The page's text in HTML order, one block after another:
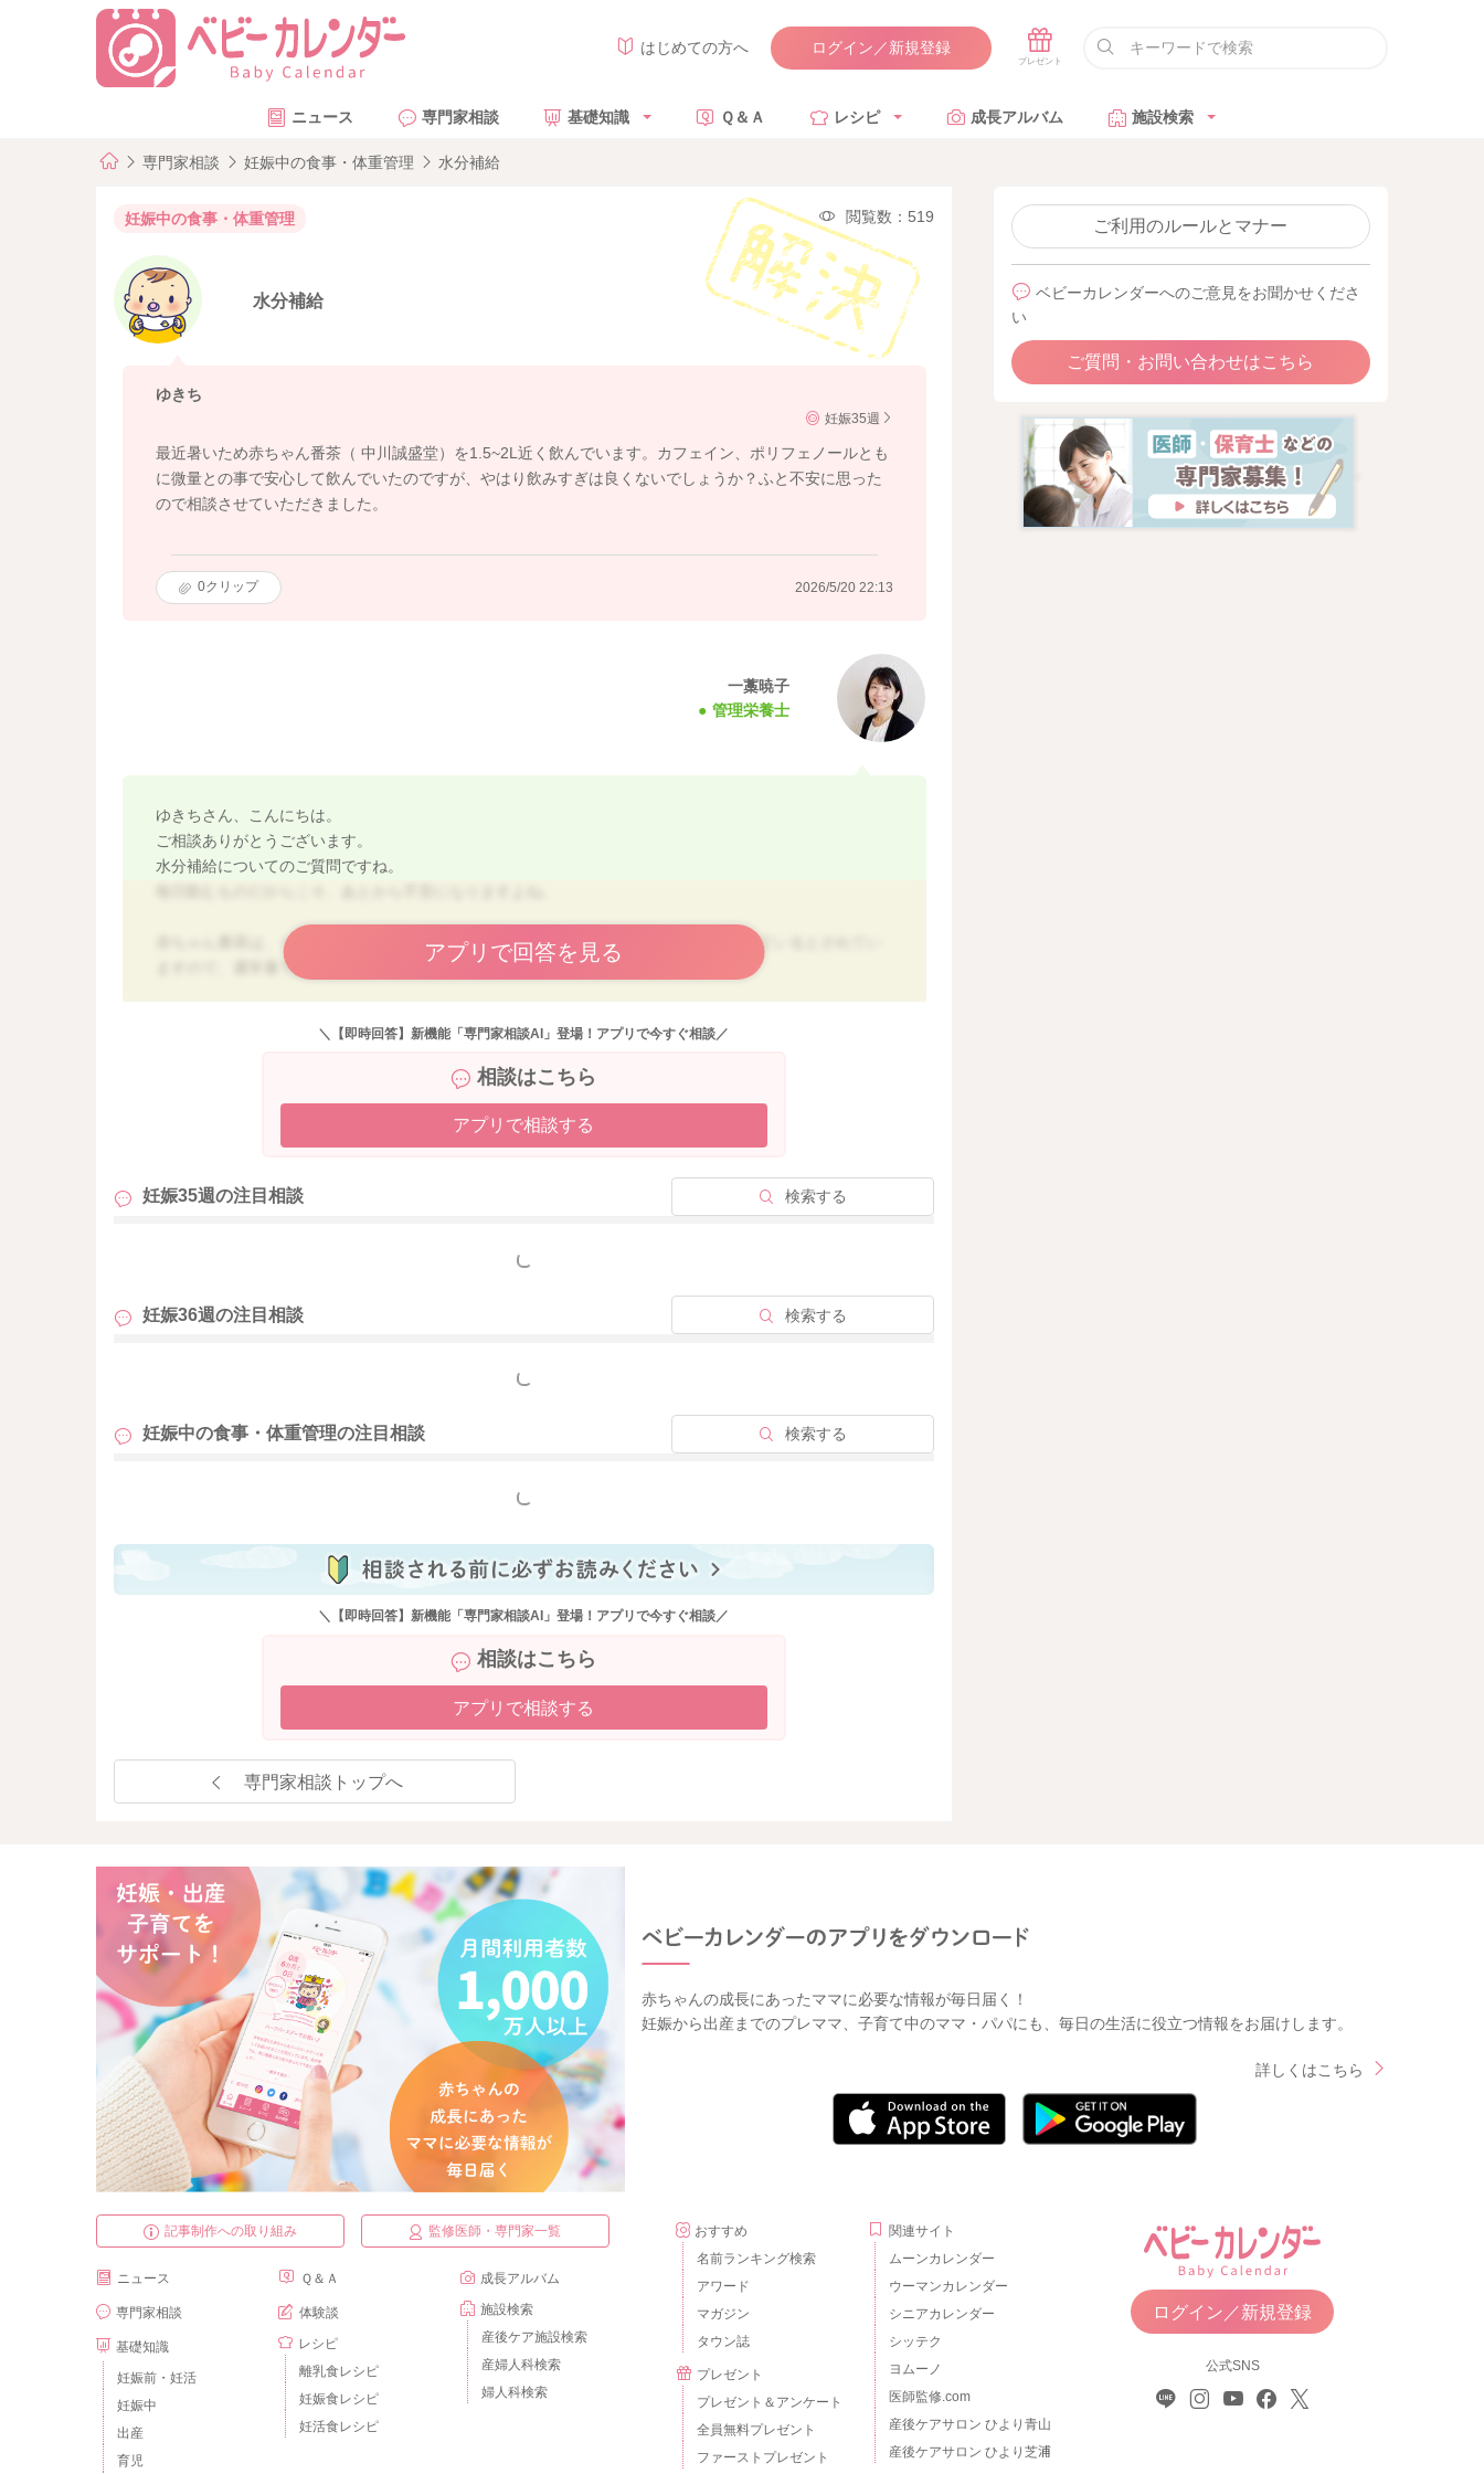
はじめての方へ ログイン／新規登録
ニュース 専門家相談 基礎知識 Ｑ＆Ａ レシピ 成長アルバム 施設検索
専門家相談 妊娠中の食事・体重管理 水分補給
妊娠中の食事・体重管理 閲覧数：519
水分補給
ゆきち
妊娠35週
最近暑いため赤ちゃん番茶（ 中川誠盛堂）を1.5~2L近く飲んでいます。カフェイン、ポリフェノールとも
に微量との事で安心して飲んでいたのですが、やはり飲みすぎは良くないでしょうか？ふと不安に思った
ので相談させていただきました。
0クリップ 2026/5/20 22:13
一藁暁子
管理栄養士
ゆきちさん、こんにちは。
ご相談ありがとうございます。
水分補給についてのご質問ですね。
赤ちゃん番茶は、一般的なお茶よりカフェインやポリフェノールがかなり少なく作られているとされてい
ますので、通常量であれば過度に心配しすぎなくても大丈夫かと思います。
が積み重なる可能性はあります。
そのため、赤ちゃん番茶だけにするより、水や麦茶などノンカフェインのお茶なども組み合わせながら飲
特に麦茶はカフェインを含まないため、水分補給にも取り入れやすいですよ。
また、体調に変化がなく、貧血なども指摘されていないのであれば、現時点で過度に心配しすぎなくても
「絶対にダメ」というより、少し飲み物の種類を分けながら飲めるとより安心くらいかと思います。
またお困りの際にはご相談ください。
アプリで回答を見る
＼【即時回答】新機能「専門家相談AI」登場！アプリで今すぐ相談／
相談はこちら
アプリで相談する
妊娠35週の注目相談 検索する
もっと見る
妊娠36週の注目相談 検索する
もっと見る
妊娠中の食事・体重管理の注目相談 検索する
もっと見る
＼【即時回答】新機能「専門家相談AI」登場！アプリで今すぐ相談／
相談はこちら
アプリで相談する
専門家相談トップへ
ご利用のルールとマナー
ベビーカレンダーへのご意見をお聞かせくださ
い
ご質問・お問い合わせはこちら
赤ちゃんの成長にあったママに必要な情報が毎日届く！
妊娠から出産までのプレママ、子育て中のママ・パパにも、毎日の生活に役立つ情報をお届けします。
詳しくはこちら
記事制作への取り組み 監修医師・専門家一覧
ニュース
専門家相談
基礎知識
妊娠前・妊活
妊娠中
出産
育児
Ｑ＆Ａ
体験談
レシピ
離乳食レシピ
妊娠食レシピ
妊活食レシピ
成長アルバム
施設検索
産後ケア施設検索
産婦人科検索
婦人科検索
おすすめ
名前ランキング検索
アワード
マガジン
タウン誌
プレゼント
プレゼント＆アンケート
全員無料プレゼント
ファーストプレゼント
関連サイト
ムーンカレンダー
ウーマンカレンダー
シニアカレンダー
シッテク
ヨムーノ
医師監修.com
産後ケアサロン ひより青山
産後ケアサロン ひより芝浦
ログイン／新規登録
公式SNS